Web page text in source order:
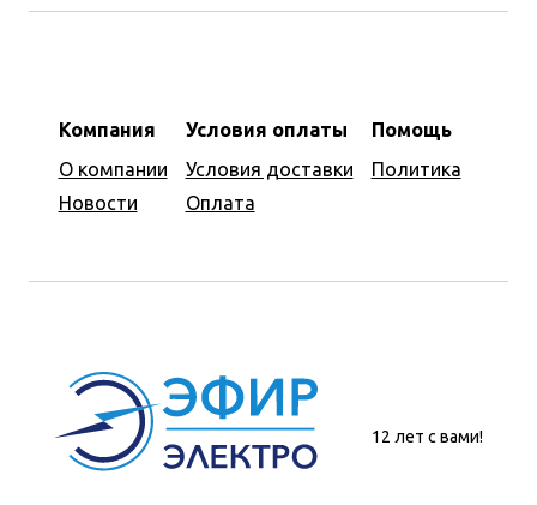
Компания
О компании
Новости
Условия оплаты
Условия доставки
Оплата
Помощь
Политика
12 лет с вами!